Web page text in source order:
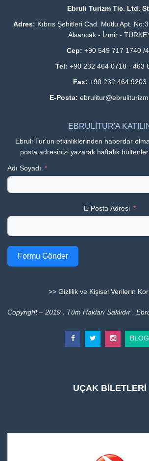
Ebruli Turizm Tic. Ltd.
Adres: Kıbrıs Şehitleri Cad. Mutlu Apt.
Alsancak - İzmir -
Cep: +90 549 717 1740 /
Tel: +90 232 464 0718 - 463
Fax: +90 232 464 9203
E-Posta:
EBRULİTUR'A
Ebruli Tur'un etkinliklerinden haberdar
posta adresinizi yazarak haftalık
Adı Soyadı
E-Posta Adresi
Formu Gönder
>> Gizlilik ve Kişisel Verilerin
Copyright – 2019 . Tüm Hakları Saklıdır .
BLOG
UÇAK BİLETLERİ